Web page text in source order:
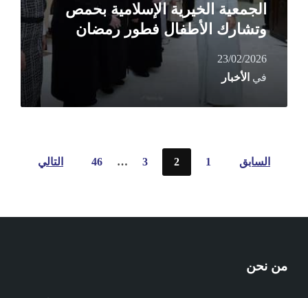
الجمعية الخيرية الإسلامية بحمص
وتشارك الأطفال فطور رمضان
23/02/2026
في الأخبار
تعددالسابق 1
2
3
…
46 التالي
من نحن